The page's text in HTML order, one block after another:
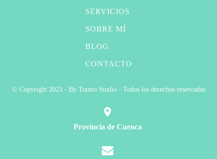
SERVICIOS
SOBRE MÍ
BLOG
CONTACTO
© Copyright 2023 - By Tormo Studio - Todos los derechos reservados
Provincia de Cuenca